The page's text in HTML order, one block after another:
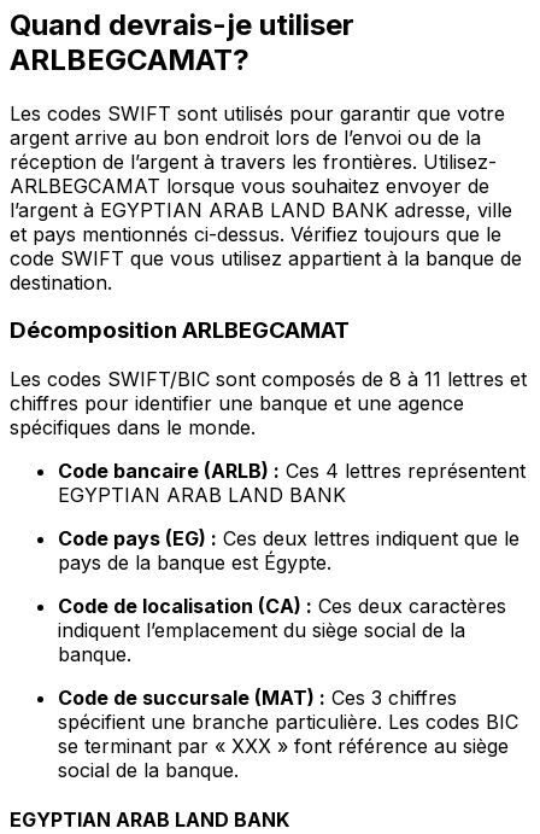
Quand devrais-je utiliser
ARLBEGCAMAT?
Les codes SWIFT sont utilisés pour garantir que votre
argent arrive au bon endroit lors de l’envoi ou de la
réception de l’argent à travers les frontières. Utilisez-
ARLBEGCAMAT lorsque vous souhaitez envoyer de
l’argent à EGYPTIAN ARAB LAND BANK adresse, ville
et pays mentionnés ci-dessus. Vérifiez toujours que le
code SWIFT que vous utilisez appartient à la banque de
destination.
Décomposition ARLBEGCAMAT
Les codes SWIFT/BIC sont composés de 8 à 11 lettres et
chiffres pour identifier une banque et une agence
spécifiques dans le monde.
Code bancaire (ARLB) : Ces 4 lettres représentent
EGYPTIAN ARAB LAND BANK
Code pays (EG) : Ces deux lettres indiquent que le
pays de la banque est Égypte.
Code de localisation (CA) : Ces deux caractères
indiquent l’emplacement du siège social de la
banque.
Code de succursale (MAT) : Ces 3 chiffres
spécifient une branche particulière. Les codes BIC
se terminant par « XXX » font référence au siège
social de la banque.
EGYPTIAN ARAB LAND BANK